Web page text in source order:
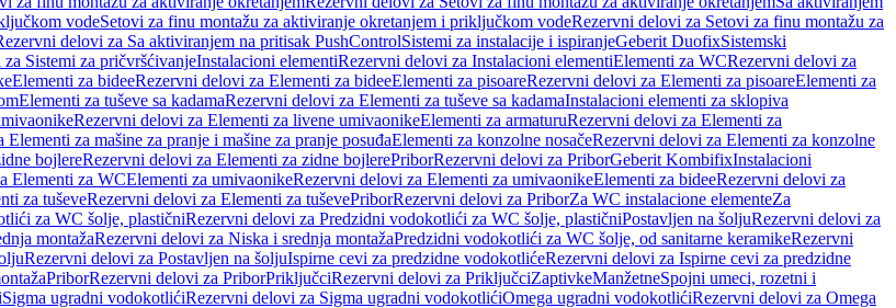
vodeSetovi za finu montažu za aktiviranje okretanjem i priključkom vodeRezervni delovi za Setovi za finu montažu za
delovi za Sa aktiviranjem na pritisak PushControlSistemi za instalacije i ispiranjeGeberit DuofixSistemski
Sistemi za pričvršćivanjeInstalacioni elementiRezervni delovi za Instalacioni elementiElementi za WCRezervni delovi za
Elementi za bideeRezervni delovi za Elementi za bideeElementi za pisoareRezervni delovi za Elementi za pisoareElementi za
Elementi za tuševe sa kadamaRezervni delovi za Elementi za tuševe sa kadamaInstalacioni elementi za sklopiva
Rezervni delovi za Elementi za livene umivaonikeElementi za armaturuRezervni delovi za Elementi za
za mašine za pranje i mašine za pranje posuđaElementi za konzolne nosačeRezervni delovi za Elementi za konzolne
bojlereRezervni delovi za Elementi za zidne bojlerePriborRezervni delovi za PriborGeberit KombifixInstalacioni
Elementi za WCElementi za umivaonikeRezervni delovi za Elementi za umivaonikeElementi za bideeRezervni delovi za
za tuševeRezervni delovi za Elementi za tuševePriborRezervni delovi za PriborZa WC instalacione elementeZa
za WC šolje, plastičniRezervni delovi za Predzidni vodokotlići za WC šolje, plastičniPostavljen na šoljuRezervni delovi za
montažaRezervni delovi za Niska i srednja montažaPredzidni vodokotlići za WC šolje, od sanitarne keramikeRezervni
Rezervni delovi za Postavljen na šoljuIspirne cevi za predzidne vodokotlićeRezervni delovi za Ispirne cevi za predzidne
PriborRezervni delovi za PriborPriključciRezervni delovi za PriključciZaptivkeManžetneSpojni umeci, rozetni i
Sigma ugradni vodokotlićiRezervni delovi za Sigma ugradni vodokotlićiOmega ugradni vodokotlićiRezervni delovi za Omega